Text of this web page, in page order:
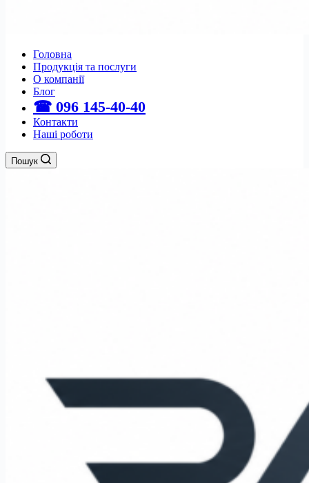
Головна
Продукція та послуги
О компанії
Блог
☎ 096 145-40-40
Контакти
Наші роботи
Пошук